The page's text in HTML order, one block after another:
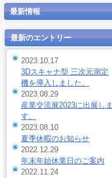
最新情報
最新のエントリー
2023.10.17
3Dスキャナ型 三次元測定
機を導入しました。
2023.08.29
産業交流展2023に出展しま
す。
2023.08.10
夏季休暇のお知らせ
2022.12.29
年末年始休業日のご案内
2022.11.24